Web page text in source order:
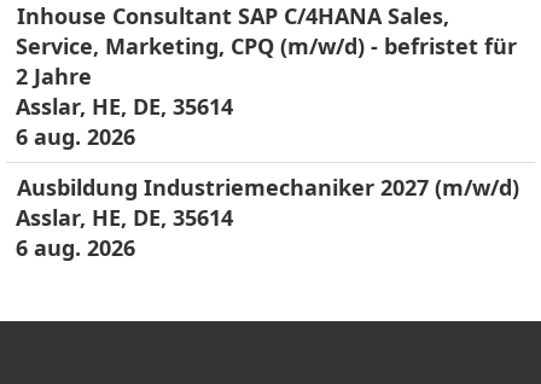
Inhouse Consultant SAP C/4HANA Sales,
Service, Marketing, CPQ (m/w/d) - befristet für
2 Jahre
Asslar, HE, DE, 35614
6 aug. 2026
Ausbildung Industriemechaniker 2027 (m/w/d)
Asslar, HE, DE, 35614
6 aug. 2026